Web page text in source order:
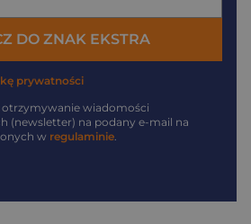
DO ZNAK EKSTRA
prywatności
otrzymywanie wiadomości
(newsletter) na podany e-mail na
w regulaminie